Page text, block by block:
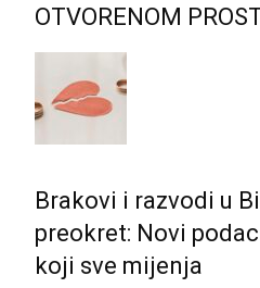
OTVORENOM
Brakovi i razvodi u
preokret: Novi
koji sve mijenja